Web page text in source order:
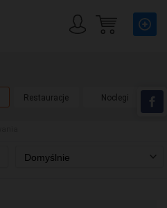
Restauracje Noclegi
Domyślnie